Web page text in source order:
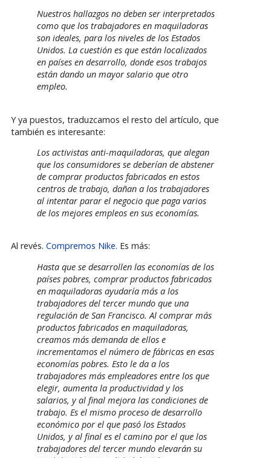
Nuestros hallazgos no deben ser interpretados
como que los trabajadores en maquiladoras
son ideales, para los niveles de los Estados
Unidos. La cuestión es que están localizados
en países en desarrollo, donde esos trabajos
están dando un mayor salario que otro
empleo.
Y ya puestos, traduzcamos el resto del artículo, que
también es interesante:
Los activistas anti-maquiladoras, que alegan
que los consumidores se deberían de abstener
de comprar productos fabricados en estos
centros de trabajo, dañan a los trabajadores
al intentar parar el negocio que paga varios
de los mejores empleos en sus economías.
Al revés. Compremos Nike. Es más:
Hasta que se desarrollen las economías de los
países pobres, comprar productos fabricados
en maquiladoras ayudaría más a los
trabajadores del tercer mundo que una
regulación de San Francisco. Al comprar más
productos fabricados en maquiladoras,
creamos más demanda de ellos e
incrementamos el número de fábricas en esas
economías pobres. Esto le da a los
trabajadores más empleadores entre los que
elegir, aumenta la productividad y los
salarios, y al final mejora las condiciones de
trabajo. Es el mismo proceso de desarrollo
económico por el que pasó los Estados
Unidos, y al final es el camino por el que los
trabajadores del tercer mundo elevarán su